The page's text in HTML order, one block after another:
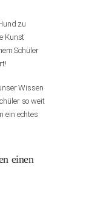
zu
Kunst
Schüler
Wissen
so weit
ein echtes
einen